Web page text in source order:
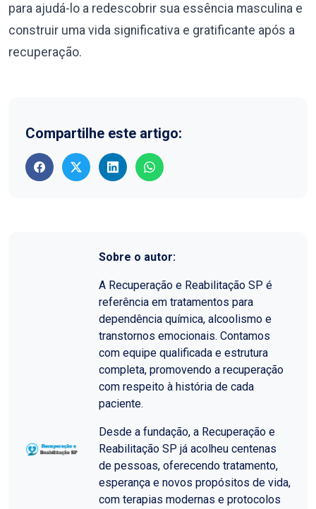
para ajudá-lo a redescobrir sua essência masculina e
construir uma vida significativa e gratificante após a
recuperação.
Compartilhe este artigo:
Sobre o autor:
A Recuperação e Reabilitação SP é
referência em tratamentos para
dependência química, alcoolismo e
transtornos emocionais. Contamos
com equipe qualificada e estrutura
completa, promovendo a recuperação
com respeito à história de cada
paciente.
Desde a fundação, a Recuperação e
Reabilitação SP já acolheu centenas
de pessoas, oferecendo tratamento,
esperança e novos propósitos de vida,
com terapias modernas e protocolos